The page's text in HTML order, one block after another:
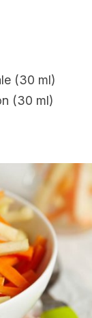
(30 ml)
(30 ml)